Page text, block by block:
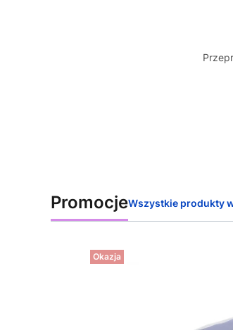
PromocjeWszystkie produkty
Okazja